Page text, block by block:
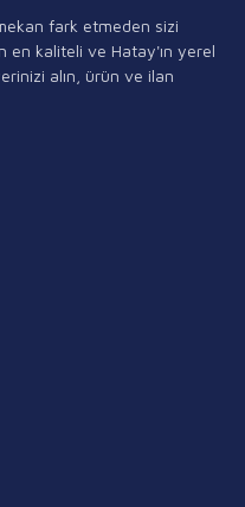
fark etmeden sizi
en kaliteli ve Hatay'ın yerel
alın, ürün ve ilan